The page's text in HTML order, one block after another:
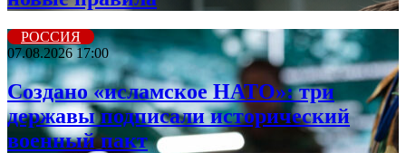
РОССИЯ
07.08.2026 17:00
Создано «исламское НАТО»: три
державы подписали исторический
военный пакт